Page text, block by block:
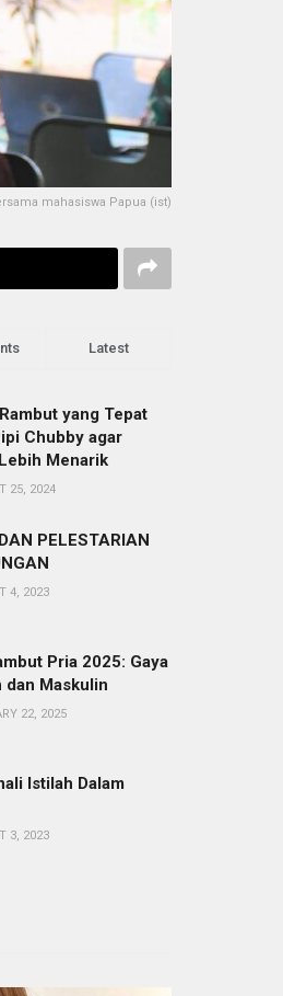
mahasiswa Papua (ist)
Latest
yang Tepat
Chubby agar
Menarik
25, 2024
PELESTARIAN
4, 2023
Pria 2025: Gaya
dan Maskulin
22, 2025
Istilah Dalam
3, 2023